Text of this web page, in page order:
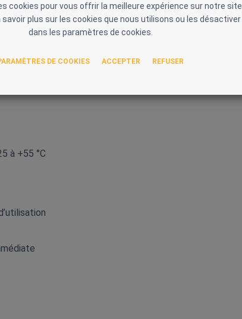
: Oui
à +55 °C
cookies pour vous offrir la meilleure expérience sur notre site.
savoir plus sur les cookies que nous utilisons ou les désactiver
dans les paramètres de cookies.
DE COOKIES ACCEPTER REFUSER